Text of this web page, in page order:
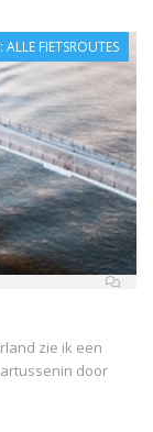
ALLE FIETSROUTES
zie ik een
door